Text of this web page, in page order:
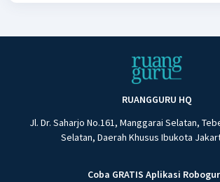
RUANGGURU HQ
Jl. Dr. Saharjo No.161, Manggarai Selatan,
Selatan, Daerah Khusus Ibukota
Coba GRATIS Aplikasi